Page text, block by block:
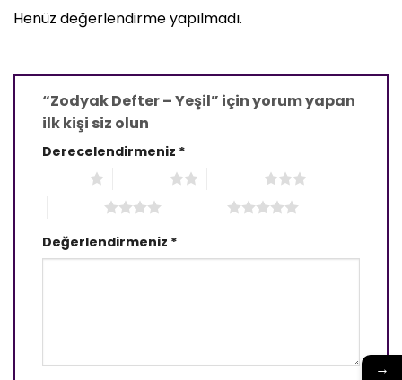
Henüz değerlendirme yapılmadı.
“Zodyak Defter – Yeşil” için yorum yapan
ilk kişi siz olun
Derecelendirmeniz *
Değerlendirmeniz *
→